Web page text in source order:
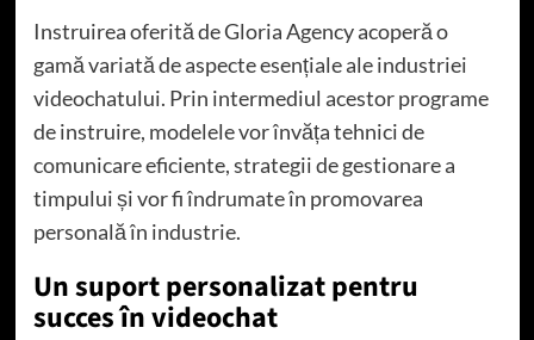
Instruirea oferită de Gloria Agency acoperă o
gamă variată de aspecte esențiale ale industriei
videochatului. Prin intermediul acestor programe
de instruire, modelele vor învăța tehnici de
comunicare eficiente, strategii de gestionare a
timpului și vor fi îndrumate în promovarea
personală în industrie.
Un suport personalizat pentru
succes în videochat